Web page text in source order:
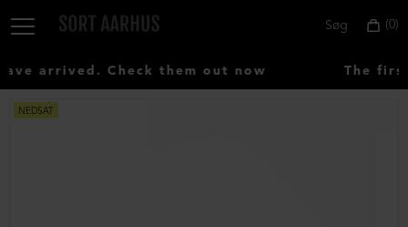
0
Søg
arrived. Check them out now The first
NEDSAT